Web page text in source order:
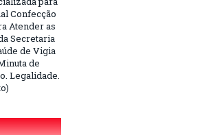
Confecção
Atender as
Secretaria
de Vigia
de
Legalidade.